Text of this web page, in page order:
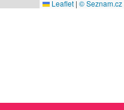
Leaflet | © Seznam.cz